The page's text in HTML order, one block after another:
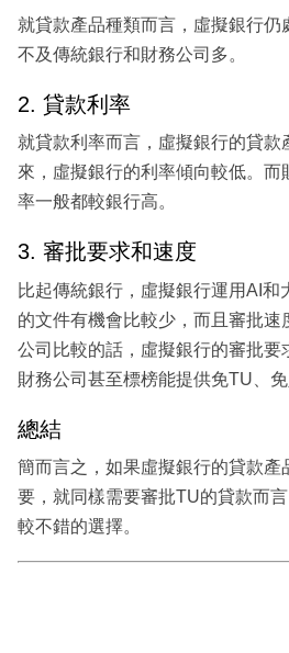
就貸款產品種類而言，虛擬銀行仍
不及傳統銀行和財務公司多。
2. 貸款利率
就貸款利率而言，虛擬銀行的貸款
來，虛擬銀行的利率傾向較低。而
率一般都較銀行高。
3. 審批要求和速度
比起傳統銀行，虛擬銀行運用AI和
的文件有機會比較少，而且審批速
公司比較的話，虛擬銀行的審批要
財務公司甚至標榜能提供免TU、免
總結
簡而言之，如果虛擬銀行的貸款產
要，就同樣需要審批TU的貸款而
較不錯的選擇。